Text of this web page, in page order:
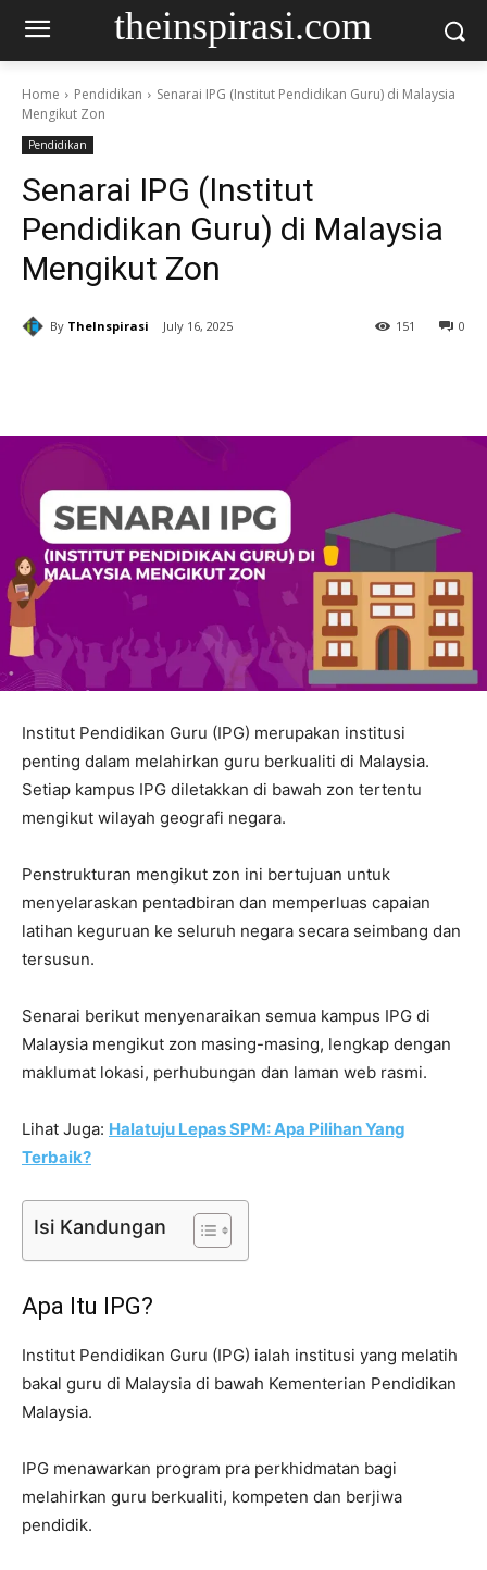
theinspirasi.com
Home Pendidikan
Senarai IPG (Institut Pendidikan Guru) di Malaysia
Mengikut Zon
Pendidikan
Senarai IPG (Institut
Pendidikan Guru) di Malaysia
Mengikut Zon
By TheInspirasi July 16, 2025 0
151
Institut Pendidikan Guru (IPG) merupakan institusi
penting dalam melahirkan guru berkualiti di Malaysia.
Setiap kampus IPG diletakkan di bawah zon tertentu
mengikut wilayah geografi negara.
Penstrukturan mengikut zon ini bertujuan untuk
menyelaraskan pentadbiran dan memperluas capaian
latihan keguruan ke seluruh negara secara seimbang dan
tersusun.
Senarai berikut menyenaraikan semua kampus IPG di
Malaysia mengikut zon masing-masing, lengkap dengan
maklumat lokasi, perhubungan dan laman web rasmi.
Lihat Juga: Halatuju Lepas SPM: Apa Pilihan Yang
Terbaik?
Isi Kandungan
Apa Itu IPG?
Institut Pendidikan Guru (IPG) ialah institusi yang melatih
bakal guru di Malaysia di bawah Kementerian Pendidikan
Malaysia.
IPG menawarkan program pra perkhidmatan bagi
melahirkan guru berkualiti, kompeten dan berjiwa
pendidik.